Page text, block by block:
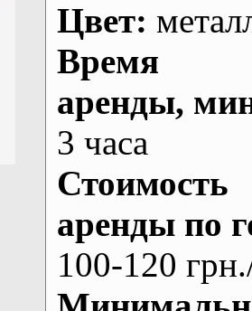
Цвет:
Время
аренды,
3 часа
Стоимость
аренды по
100-120